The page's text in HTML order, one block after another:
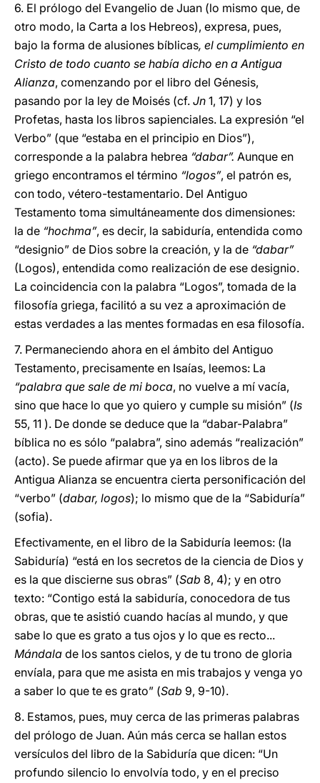
6. El prólogo del Evangelio de Juan (lo mismo que, de
otro modo, la Carta a los Hebreos), expresa, pues,
bajo la forma de alusiones bíblicas, el cumplimiento en
Cristo de todo cuanto se había dicho en a Antigua
Alianza, comenzando por el libro del Génesis,
pasando por la ley de Moisés (cf. Jn 1, 17) y los
Profetas, hasta los libros sapienciales. La expresión “el
Verbo” (que “estaba en el principio en Dios”),
corresponde a la palabra hebrea “dabar”. Aunque en
griego encontramos el término “logos”, el patrón es,
con todo, vétero-testamentario. Del Antiguo
Testamento toma simultáneamente dos dimensiones:
la de “hochma”, es decir, la sabiduría, entendida como
“designio” de Dios sobre la creación, y la de “dabar”
(Logos), entendida como realización de ese designio.
La coincidencia con la palabra “Logos”, tomada de la
filosofía griega, facilitó a su vez a aproximación de
estas verdades a las mentes formadas en esa filosofía.
7. Permaneciendo ahora en el ámbito del Antiguo
Testamento, precisamente en Isaías, leemos: La
“palabra que sale de mi boca, no vuelve a mí vacía,
sino que hace lo que yo quiero y cumple su misión” (Is
55, 11 ). De donde se deduce que la “dabar-Palabra”
bíblica no es sólo “palabra”, sino además “realización”
(acto). Se puede afirmar que ya en los libros de la
Antigua Alianza se encuentra cierta personificación del
“verbo” (dabar, logos); lo mismo que de la “Sabiduría”
(sofia).
Efectivamente, en el libro de la Sabiduría leemos: (la
Sabiduría) “está en los secretos de la ciencia de Dios y
es la que discierne sus obras” (Sab 8, 4); y en otro
texto: “Contigo está la sabiduría, conocedora de tus
obras, que te asistió cuando hacías al mundo, y que
sabe lo que es grato a tus ojos y lo que es recto...
Mándala de los santos cielos, y de tu trono de gloria
envíala, para que me asista en mis trabajos y venga yo
a saber lo que te es grato” (Sab 9, 9-10).
8. Estamos, pues, muy cerca de las primeras palabras
del prólogo de Juan. Aún más cerca se hallan estos
versículos del libro de la Sabiduría que dicen: “Un
profundo silencio lo envolvía todo, y en el preciso